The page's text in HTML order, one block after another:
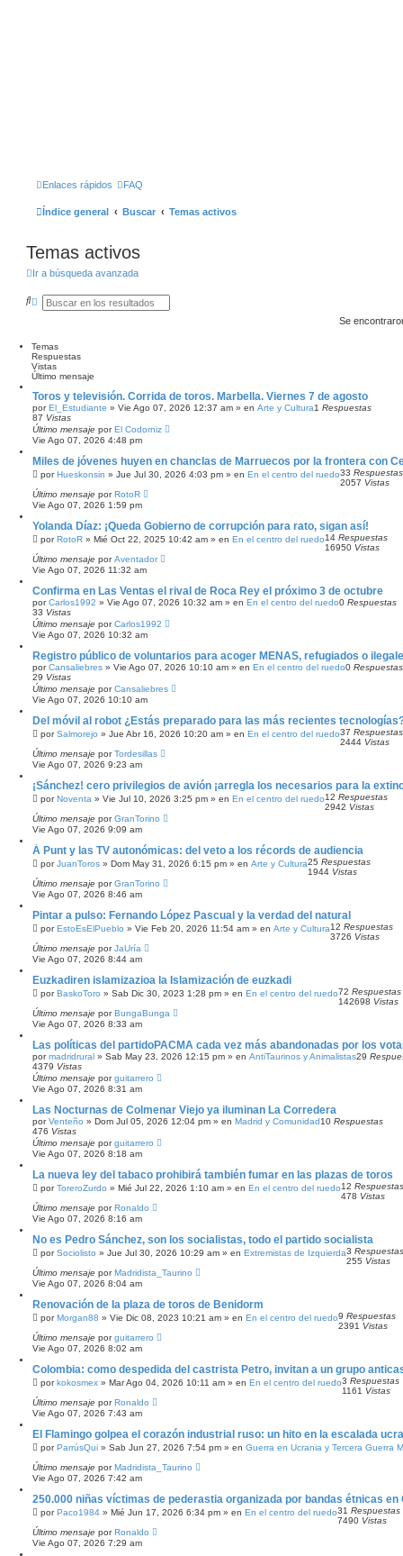
Enlaces rápidos FAQ
Índice general Buscar Temas activos
Temas activos
Ir a búsqueda avanzada
B
a
r
B
E
D
A
V
A
N
Z
A
A
Se
Temas
Respuestas
Vistas
Último mensaje
Toros y televisión. Corrida de toros. Marbella. Viernes 7 de agosto
porEl_Estudiante » Vie Ago 07, 2026 12:37 am » en Arte y Cultura1 Respuestas
87 Vistas
Último mensaje porEl Codorniz
Vie Ago 07, 2026 4:48 pm
Miles de jóvenes huyen en chanclas de Marruecos por la frontera con
porHueskonsin » Jue Jul 30, 2026 4:03 pm » en En el centro del ruedo33 Respuestas
2057 Vistas
Último mensaje porRotoR
Vie Ago 07, 2026 1:59 pm
Yolanda Díaz: ¡Queda Gobierno de corrupción para rato, sigan así!
porRotoR » Mié Oct 22, 2025 10:42 am » en En el centro del ruedo14 Respuestas
16950 Vistas
Último mensaje porAventador
Vie Ago 07, 2026 11:32 am
Confirma en Las Ventas el rival de Roca Rey el próximo 3 de octubre
porCarlos1992 » Vie Ago 07, 2026 10:32 am » en En el centro del ruedo0 Respuestas
33 Vistas
Último mensaje porCarlos1992
Vie Ago 07, 2026 10:32 am
Registro público de voluntarios para acoger MENAS, refugiados o
porCansaliebres » Vie Ago 07, 2026 10:10 am » en En el centro del ruedo0 Respuestas
29 Vistas
Último mensaje porCansaliebres
Vie Ago 07, 2026 10:10 am
Del móvil al robot ¿Estás preparado para las más recientes
porSalmorejo » Jue Abr 16, 2026 10:20 am » en En el centro del ruedo37 Respuestas
2444 Vistas
Último mensaje porTordesillas
Vie Ago 07, 2026 9:23 am
¡Sánchez! cero privilegios de avión ¡arregla los necesarios para la
porNoventa » Vie Jul 10, 2026 3:25 pm » en En el centro del ruedo12 Respuestas
2942 Vistas
Último mensaje porGranTorino
Vie Ago 07, 2026 9:09 am
À Punt y las TV autonómicas: del veto a los récords de audiencia
porJuanToros » Dom May 31, 2026 6:15 pm » en Arte y Cultura25 Respuestas
1944 Vistas
Último mensaje porGranTorino
Vie Ago 07, 2026 8:46 am
Pintar a pulso: Fernando López Pascual y la verdad del natural
porEstoEsElPueblo » Vie Feb 20, 2026 11:54 am » en Arte y Cultura12 Respuestas
3726 Vistas
Último mensaje porJaUría
Vie Ago 07, 2026 8:44 am
Euzkadiren islamizazioa la Islamización de euzkadi
porBaskoToro » Sab Dic 30, 2023 1:28 pm » en En el centro del ruedo72 Respuestas
142698 Vistas
Último mensaje porBungaBunga
Vie Ago 07, 2026 8:33 am
Las políticas del partidoPACMA cada vez más abandonadas por los
pormadridrural » Sab May 23, 2026 12:15 pm » en AntiTaurinos y Animalistas29
4379 Vistas
Último mensaje porguitarrero
Vie Ago 07, 2026 8:31 am
Las Nocturnas de Colmenar Viejo ya iluminan La Corredera
porVenteño » Dom Jul 05, 2026 12:04 pm » en Madrid y Comunidad10 Respuestas
476 Vistas
Último mensaje porguitarrero
Vie Ago 07, 2026 8:18 am
La nueva ley del tabaco prohibirá también fumar en las plazas de toros
porToreroZurdo » Mié Jul 22, 2026 1:10 am » en En el centro del ruedo12 Respuestas
478 Vistas
Último mensaje porRonaldo
Vie Ago 07, 2026 8:16 am
No es Pedro Sánchez, son los socialistas, todo el partido socialista
porSociolisto » Jue Jul 30, 2026 10:29 am » en Extremistas de Izquierda3 Respuestas
255 Vistas
Último mensaje porMadridista_Taurino
Vie Ago 07, 2026 8:04 am
Renovación de la plaza de toros de Benidorm
porMorgan88 » Vie Dic 08, 2023 10:21 am » en En el centro del ruedo9 Respuestas
2391 Vistas
Último mensaje porguitarrero
Vie Ago 07, 2026 8:02 am
Colombia: como despedida del castrista Petro, invitan a un grupo
porkokosmex » Mar Ago 04, 2026 10:11 am » en En el centro del ruedo3 Respuestas
1161 Vistas
Último mensaje porRonaldo
Vie Ago 07, 2026 7:43 am
El Flamingo golpea el corazón industrial ruso: un hito en la escalada
porParrúsQui » Sab Jun 27, 2026 7:54 pm » en Guerra en Ucrania y Tercera Guerra
Último mensaje porMadridista_Taurino
Vie Ago 07, 2026 7:42 am
250.000 niñas víctimas de pederastia organizada por bandas étnicas en
porPaco1984 » Mié Jun 17, 2026 6:34 pm » en En el centro del ruedo31 Respuestas
7490 Vistas
Último mensaje porRonaldo
Vie Ago 07, 2026 7:29 am